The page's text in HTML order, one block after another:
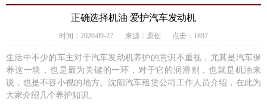
正确选择机油 爱护汽车发动机
时间：2020-09-27 来源：原创 点击：1897
生活中不少的车主对于汽车发动机养护的意识不重视，尤其是汽车保
养这一块，也是最为关键的一环，对于它的润滑剂，也就是机油来
说，也是不容小视的地方。沈阳汽车租赁公司工作人员介绍，在此为
大家介绍几个养护知识。